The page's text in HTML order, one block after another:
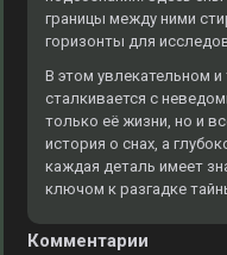
границы между ними
горизонты для
В этом увлекательном
сталкивается с
только её жизни, но и
история о снах, а
каждая деталь имеет
ключом к разгадке
Комментарии